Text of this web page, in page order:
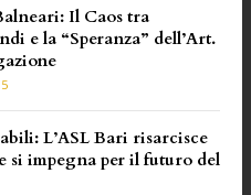
Il Caos tra
e la “Speranza” dell’Art.
L’ASL Bari risarcisce
si impegna per il futuro del